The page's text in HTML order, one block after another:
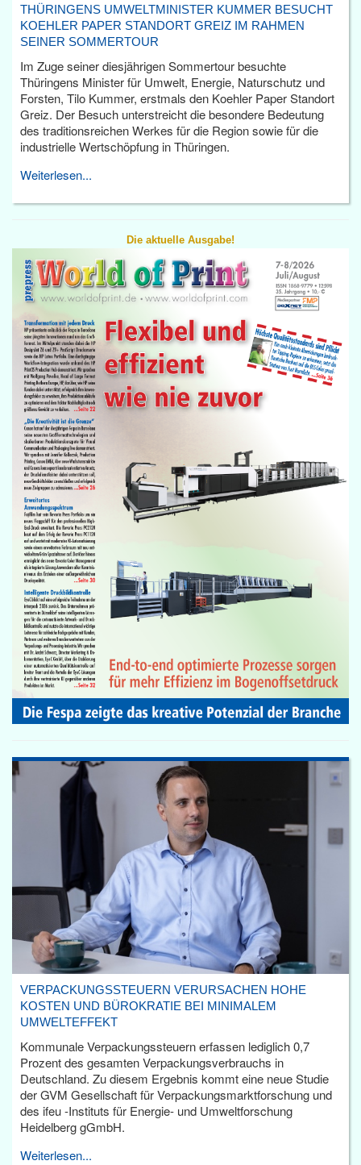
THÜRINGENS UMWELTMINISTER KUMMER BESUCHT
KOEHLER PAPER STANDORT GREIZ IM RAHMEN
SEINER SOMMERTOUR
Im Zuge seiner diesjährigen Sommertour besuchte
Thüringens Minister für Umwelt, Energie, Naturschutz und
Forsten, Tilo Kummer, erstmals den Koehler Paper Standort
Greiz. Der Besuch unterstreicht die besondere Bedeutung
des traditionsreichen Werkes für die Region sowie für die
industrielle Wertschöpfung in Thüringen.
Weiterlesen...
Die aktuelle Ausgabe!
VERPACKUNGSSTEUERN VERURSACHEN HOHE
KOSTEN UND BÜROKRATIE BEI MINIMALEM
UMWELTEFFEKT
Kommunale Verpackungssteuern erfassen lediglich 0,7
Prozent des gesamten Verpackungsverbrauchs in
Deutschland. Zu diesem Ergebnis kommt eine neue Studie
der GVM Gesellschaft für Verpackungsmarktforschung und
des ifeu -Instituts für Energie- und Umweltforschung
Heidelberg gGmbH.
Weiterlesen...